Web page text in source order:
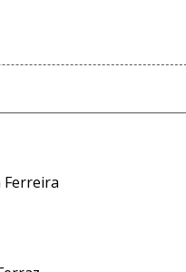
Ferreira